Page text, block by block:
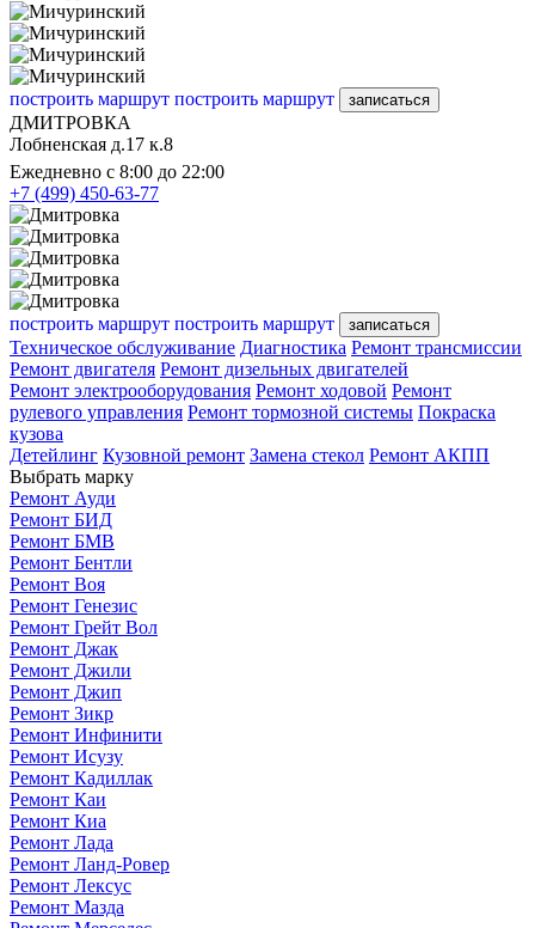
построить маршрут построить маршрут записаться
ДМИТРОВКА
Лобненская д.17 к.8
Ежедневно с 8:00 до 22:00
+7 (499) 450-63-77
построить маршрут построить маршрут записаться
Техническое обслуживание Диагностика Ремонт трансмиссии
Ремонт двигателя Ремонт дизельных двигателей
Ремонт электрооборудования Ремонт ходовой Ремонт
рулевого управления Ремонт тормозной системы Покраска
кузова
Детейлинг Кузовной ремонт Замена стекол Ремонт АКПП
Выбрать марку
Ремонт Ауди
Ремонт БИД
Ремонт БМВ
Ремонт Бентли
Ремонт Воя
Ремонт Генезис
Ремонт Грейт Вол
Ремонт Джак
Ремонт Джили
Ремонт Джип
Ремонт Зикр
Ремонт Инфинити
Ремонт Исузу
Ремонт Кадиллак
Ремонт Каи
Ремонт Киа
Ремонт Лада
Ремонт Ланд-Ровер
Ремонт Лексус
Ремонт Мазда